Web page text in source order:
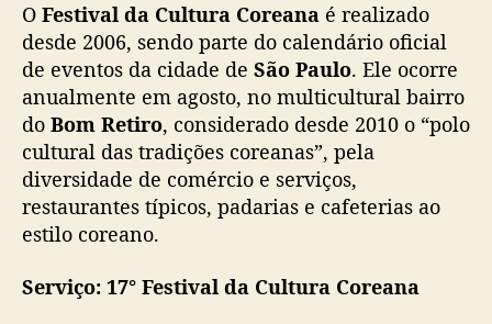
O Festival da Cultura Coreana é realizado
desde 2006, sendo parte do calendário oficial
de eventos da cidade de São Paulo. Ele ocorre
anualmente em agosto, no multicultural bairro
do Bom Retiro, considerado desde 2010 o “polo
cultural das tradições coreanas”, pela
diversidade de comércio e serviços,
restaurantes típicos, padarias e cafeterias ao
estilo coreano.
Serviço: 17° Festival da Cultura Coreana